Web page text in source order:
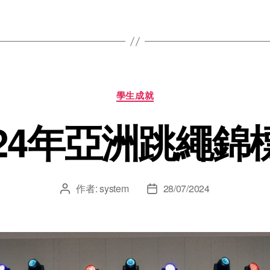
學生成就
年亞洲跳繩錦
作者:system 28/07/2024